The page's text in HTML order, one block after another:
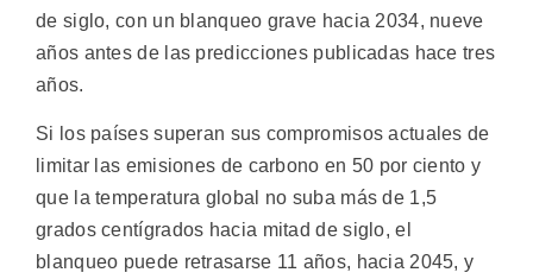
de siglo, con un blanqueo grave hacia 2034, nueve
años antes de las predicciones publicadas hace tres
años.
Si los países superan sus compromisos actuales de
limitar las emisiones de carbono en 50 por ciento y
que la temperatura global no suba más de 1,5
grados centígrados hacia mitad de siglo, el
blanqueo puede retrasarse 11 años, hacia 2045, y